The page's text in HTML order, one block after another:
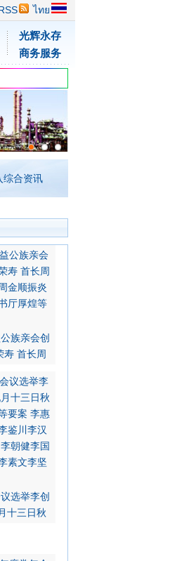
ไทย
光辉永存
商务服务
综合资讯
族亲会创
寿 首长周
选举李创
十三日秋